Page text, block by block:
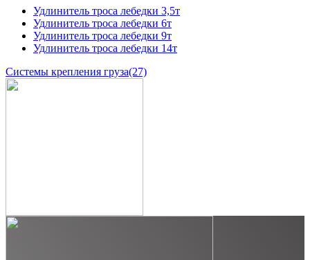
Удлинитель троса лебедки 3,5т
Удлинитель троса лебедки 6т
Удлинитель троса лебедки 9т
Удлинитель троса лебедки 14т
Системы крепления груза(27)